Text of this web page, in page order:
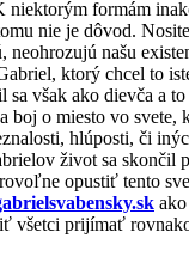
niektorým formám
nie je dôvod.
neohrozujú našu
ktorý chcel to
však ako dievča a
boj o miesto vo svete,
hlúposti, či
život sa skončil
opustiť tento
všetci prijímať